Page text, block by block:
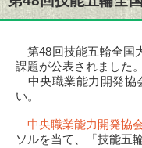
第48回技能五輪全国
課題が公表されました。
中央職業能力開発協
い。
中央職業能力開発協
ソルを当て、『技能五